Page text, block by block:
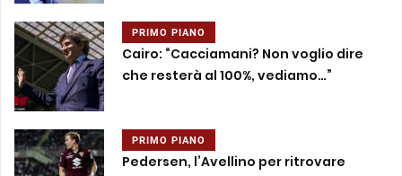
PRIMO PIANO
Cairo: “Cacciamani? Non voglio dire
che resterà al 100%, vediamo…”
PRIMO PIANO
Pedersen, l’Avellino per ritrovare